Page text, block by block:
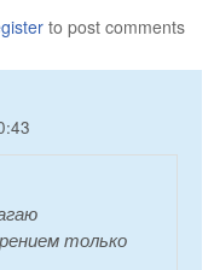
to post comments
только